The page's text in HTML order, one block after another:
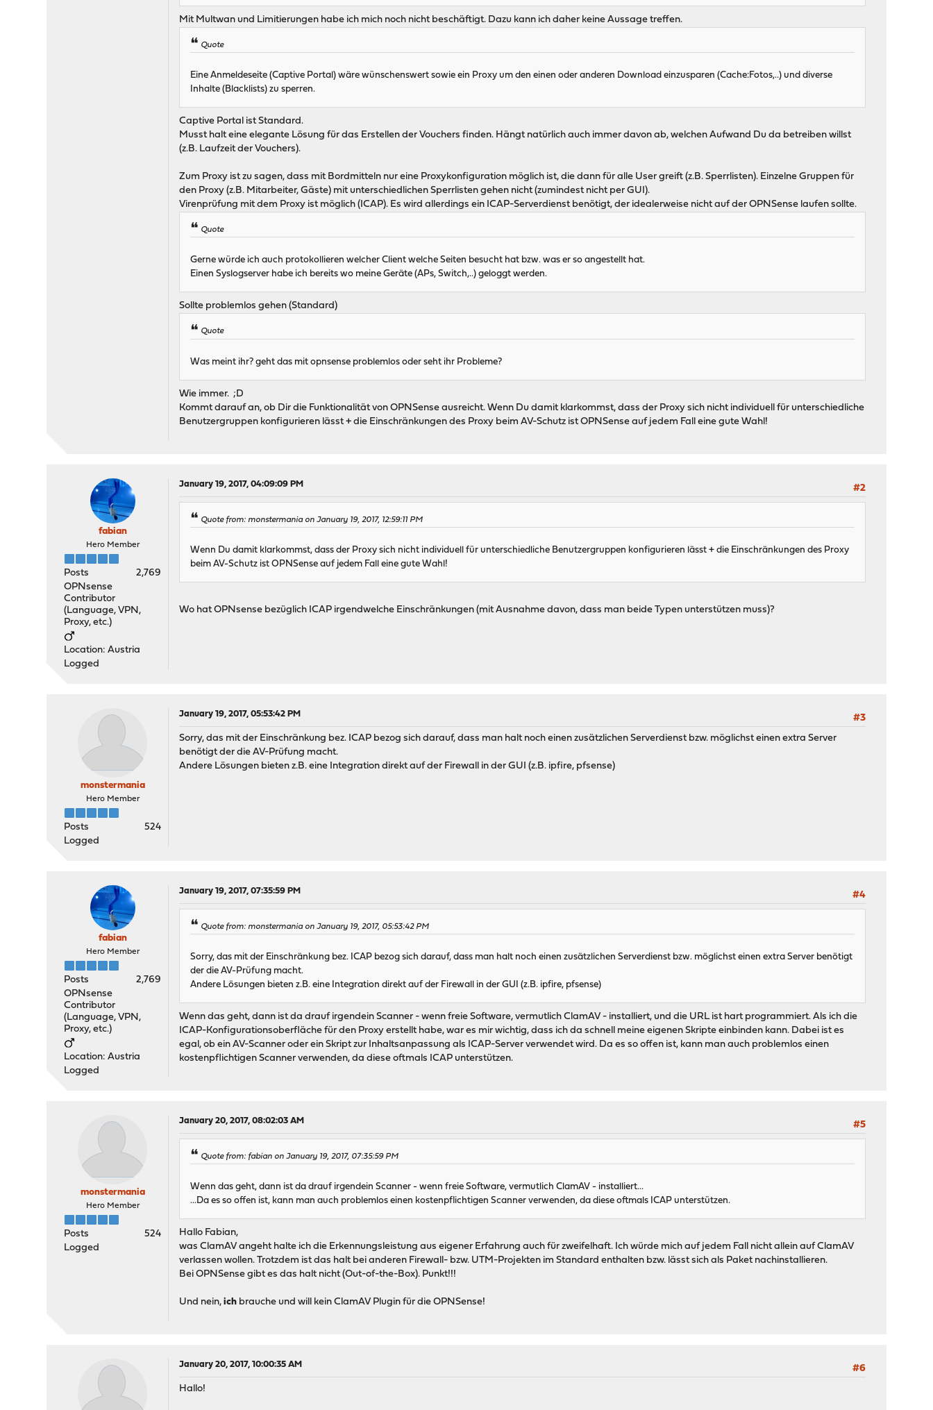
Mit Multwan und Limitierungen habe ich mich noch nicht beschäftigt. Dazu kann ich daher keine Aussage treffen.
Quote
Eine Anmeldeseite (Captive Portal) wäre wünschenswert sowie ein Proxy um den einen oder anderen Download einzusparen (Cache:Fotos,..) und diverse
Inhalte (Blacklists) zu sperren.
Captive Portal ist Standard.
Musst halt eine elegante Lösung für das Erstellen der Vouchers finden. Hängt natürlich auch immer davon ab, welchen Aufwand Du da betreiben willst
(z.B. Laufzeit der Vouchers).
Zum Proxy ist zu sagen, dass mit Bordmitteln nur eine Proxykonfiguration möglich ist, die dann für alle User greift (z.B. Sperrlisten). Einzelne Gruppen für
den Proxy (z.B. Mitarbeiter, Gäste) mit unterschiedlichen Sperrlisten gehen nicht (zumindest nicht per GUI).
Virenprüfung mit dem Proxy ist möglich (ICAP). Es wird allerdings ein ICAP-Serverdienst benötigt, der idealerweise nicht auf der OPNSense laufen sollte.
Quote
Gerne würde ich auch protokollieren welcher Client welche Seiten besucht hat bzw. was er so angestellt hat.
Einen Syslogserver habe ich bereits wo meine Geräte (APs, Switch,..) geloggt werden.
Sollte problemlos gehen (Standard)
Quote
Was meint ihr? geht das mit opnsense problemlos oder seht ihr Probleme?
Wie immer. ;D
Kommt darauf an, ob Dir die Funktionalität von OPNSense ausreicht. Wenn Du damit klarkommst, dass der Proxy sich nicht individuell für unterschiedliche
Benutzergruppen konfigurieren lässt + die Einschränkungen des Proxy beim AV-Schutz ist OPNSense auf jedem Fall eine gute Wahl!
fabian
Hero Member
Posts
2,769
OPNsense
Contributor
(Language, VPN,
Proxy, etc.)
Location: Austria
Logged
January 19, 2017, 04:09:09 PM #2
Quote from: monstermania on January 19, 2017, 12:59:11 PM
Wenn Du damit klarkommst, dass der Proxy sich nicht individuell für unterschiedliche Benutzergruppen konfigurieren lässt + die Einschränkungen des Proxy
beim AV-Schutz ist OPNSense auf jedem Fall eine gute Wahl!
Wo hat OPNsense bezüglich ICAP irgendwelche Einschränkungen (mit Ausnahme davon, dass man beide Typen unterstützen muss)?
monstermania
Hero Member
Posts
524
Logged
January 19, 2017, 05:53:42 PM
#3
Sorry, das mit der Einschränkung bez. ICAP bezog sich darauf, dass man halt noch einen zusätzlichen Serverdienst bzw. möglichst einen extra Server
benötigt der die AV-Prüfung macht.
Andere Lösungen bieten z.B. eine Integration direkt auf der Firewall in der GUI (z.B. ipfire, pfsense)
fabian
Hero Member
Posts
2,769
OPNsense
Contributor
(Language, VPN,
Proxy, etc.)
Location: Austria
Logged
January 19, 2017, 07:35:59 PM #4
Quote from: monstermania on January 19, 2017, 05:53:42 PM
Sorry, das mit der Einschränkung bez. ICAP bezog sich darauf, dass man halt noch einen zusätzlichen Serverdienst bzw. möglichst einen extra Server benötigt
der die AV-Prüfung macht.
Andere Lösungen bieten z.B. eine Integration direkt auf der Firewall in der GUI (z.B. ipfire, pfsense)
Wenn das geht, dann ist da drauf irgendein Scanner - wenn freie Software, vermutlich ClamAV - installiert, und die URL ist hart programmiert. Als ich die
ICAP-Konfigurationsoberfläche für den Proxy erstellt habe, war es mir wichtig, dass ich da schnell meine eigenen Skripte einbinden kann. Dabei ist es
egal, ob ein AV-Scanner oder ein Skript zur Inhaltsanpassung als ICAP-Server verwendet wird. Da es so offen ist, kann man auch problemlos einen
kostenpflichtigen Scanner verwenden, da diese oftmals ICAP unterstützen.
monstermania
Hero Member
Posts
524
Logged
January 20, 2017, 08:02:03 AM #5
Quote from: fabian on January 19, 2017, 07:35:59 PM
Wenn das geht, dann ist da drauf irgendein Scanner - wenn freie Software, vermutlich ClamAV - installiert...
...Da es so offen ist, kann man auch problemlos einen kostenpflichtigen Scanner verwenden, da diese oftmals ICAP unterstützen.
Hallo Fabian,
was ClamAV angeht halte ich die Erkennungsleistung aus eigener Erfahrung auch für zweifelhaft. Ich würde mich auf jedem Fall nicht allein auf ClamAV
verlassen wollen. Trotzdem ist das halt bei anderen Firewall- bzw. UTM-Projekten im Standard enthalten bzw. lässt sich als Paket nachinstallieren.
Bei OPNSense gibt es das halt nicht (Out-of-the-Box). Punkt!!!
Und nein,ich brauche und will kein ClamAV Plugin für die OPNSense!
January 20, 2017, 10:00:35 AM
#6
Hallo!